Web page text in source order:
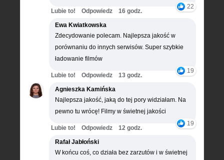
22
Lubie to! Odpowiedz
16 godz.
Ewa Kwiatkowska
Zdecydowanie polecam. Najlepsza jakość w
porównaniu do innych serwisów. Super szybkie
ładowanie filmów
19
Lubie to! Odpowiedz
13 godz.
Agnieszka Kamińska
Najlepsza jakość, jaką do tej pory widziałam. Na
pewno tu wrócę! Filmy w świetnej jakości
19
Lubie to! Odpowiedz
12 godz.
Rafał Jabłoński
W końcu coś, co działa bez zarzutów i w świetnej